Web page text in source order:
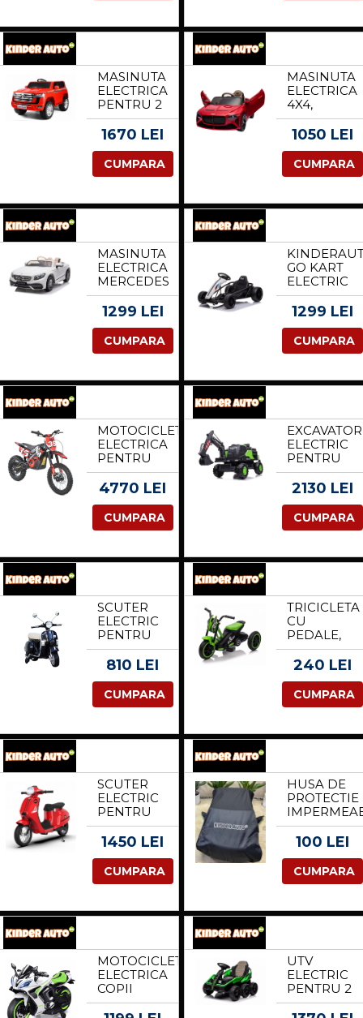
ROTI MOI,
SCAUN
ROZ
CULOARE
ALB
MASINUTA
ELECTRICA
PENTRU 2
COPII,
TOYOTA
CRUISER
140W 12V
ROSU
1670 LEI
CUMPARA
MASINUTA
ELECTRICA
4X4,
PENTRU
COPII,
BACALAR
120W 12V
CULOARE
ROSU
1050 LEI
CUMPARA
MASINUTA
ELECTRICA
MERCEDES
S650
MAYBACH,
PREMIUM
ALB
1299 LEI
CUMPARA
GO KART
ELECTRIC
PENTRU
COPII
500W
PUTERE,
ROTI MOI
ALB
1299 LEI
CUMPARA
MOTOCICLETA
ELECTRICA
PENTRU
COPII
KINDERAUTO
35 1500W
48V ROTI
CULOARE
ROSIE
4770 LEI
CUMPARA
EXCAVATOR
ELECTRIC
PENTRU
COPII
VOLVO
ACTIONAT
CULOARE
VERDE
2130 LEI
CUMPARA
SCUTER
ELECTRIC
PENTRU
COPII
PIAGGIO
70W, 12V,
ROTI MOI
TAPITAT,
ECHIPARE
NEGRU
810 LEI
CUMPARA
TRICICLETA
CU
PEDALE,
PENTRU
COPII 2-4
G301,
VERDE
240 LEI
CUMPARA
SCUTER
ELECTRIC
PENTRU
COPII,
KINDERAUTO
350W, 24V
10AH, ROTI
MUSIC
PLAYER,
ROBUST,
ROSU
1450 LEI
CUMPARA
HUSA DE
PROTECTIE
PENTRU
MASINUTE
COPII,
UTV-URI,
SAU
100 LEI
CUMPARA
MOTOCICLETA
ELECTRICA
COPII
KINDERAUTO
UTV
ELECTRIC
PENTRU 2
COPII